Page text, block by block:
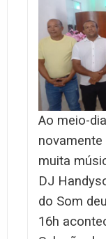
Ao meio-
muita
DJ
do Som
16h